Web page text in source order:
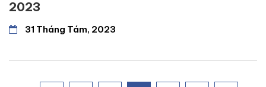
2023
31 Tháng Tám, 2023